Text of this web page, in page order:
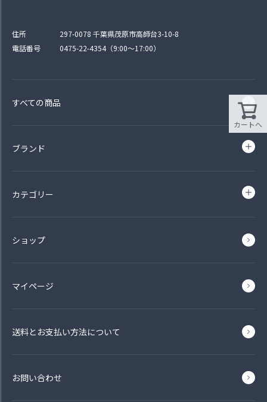
カートへ
住所
297-0078 千葉県茂原市高師台3-10-8
電話番号
0475-22-4354（9:00〜17:00）
すべての商品
ブランド
カテゴリー
ショップ
マイページ
送料とお支払い方法について
お問い合わせ